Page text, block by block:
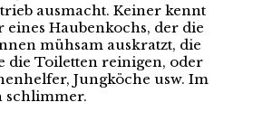
ausmacht. Keiner kennt
eines Haubenkochs, der die
mühsam auskratzt, die
die Toiletten reinigen, oder
Jungköche usw. Im
schlimmer.